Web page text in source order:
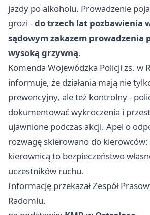
jazdy po alkoholu. Prowadzenie
grozi -do trzech lat pozbawienia
sądowym zakazem prowadzenia
wysoką grzywną.
Komenda Wojewódzka Policji zs. w
informuje, że działania mają nie
prewencyjny, ale też kontrolny -
dokumentować wykroczenia i
ujawnione podczas akcji. Apel o
rozwagę skierowano do kierowców:
kierownicą to bezpieczeństwo
uczestników ruchu.
Informację przekazał Zespół
Radomiu.